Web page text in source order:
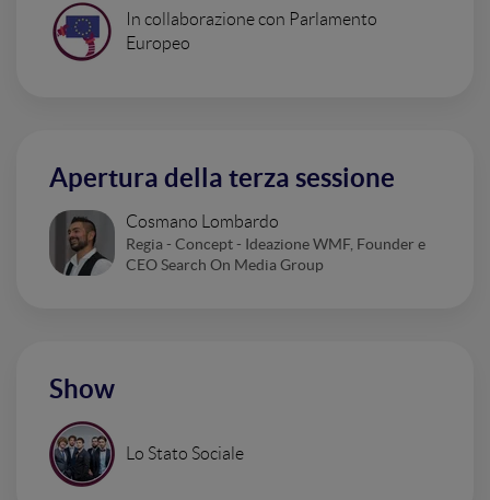
In collaborazione con Parlamento
Europeo
Apertura della terza sessione
Cosmano Lombardo
Regia - Concept - Ideazione WMF, Founder e
CEO Search On Media Group
Show
Lo Stato Sociale